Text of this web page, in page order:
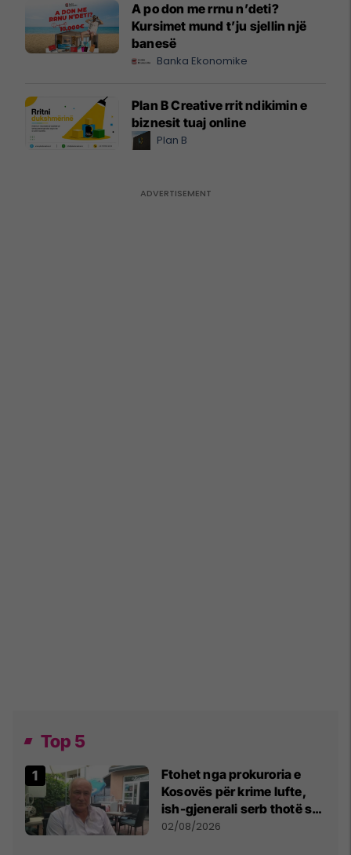
A po don me rrnu n’deti?
Kursimet mund t’ju sjellin një
banesë
Banka Ekonomike
Plan B Creative rrit ndikimin e
biznesit tuaj online
Plan B
Top 5
Ftohet nga prokuroria e
Kosovës për krime lufte,
ish-gjenerali serb thotë se
dikush e tradhtoi në
02/08/2026